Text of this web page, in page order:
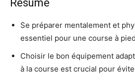
Résumé
Se préparer mentalement et
essentiel pour une course à
Choisir le bon équipement
à la course est crucial pour